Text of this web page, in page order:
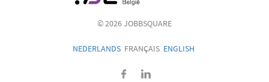
© 2026 JOBBSQUARE
NEDERLANDS FRANÇAIS ENGLISH